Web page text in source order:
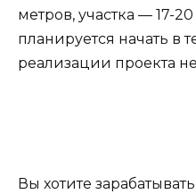
метров, участка — 17-
планируется начать в
реализации проекта
Вы хотите